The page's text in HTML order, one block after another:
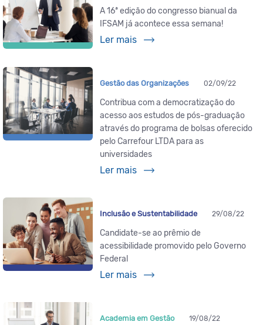
A 16ª edição do congresso bianual da
IFSAM já acontece essa semana!
Ler mais
Gestão das Organizações 02/09/22
Contribua com a democratização do
acesso aos estudos de pós-graduação
através do programa de bolsas oferecido
pelo Carrefour LTDA para as
universidades
Ler mais
Inclusão e Sustentabilidade 29/08/22
Candidate-se ao prêmio de
acessibilidade promovido pelo Governo
Federal
Ler mais
Academia em Gestão 19/08/22